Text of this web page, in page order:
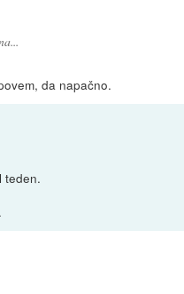
da napačno.
teden.